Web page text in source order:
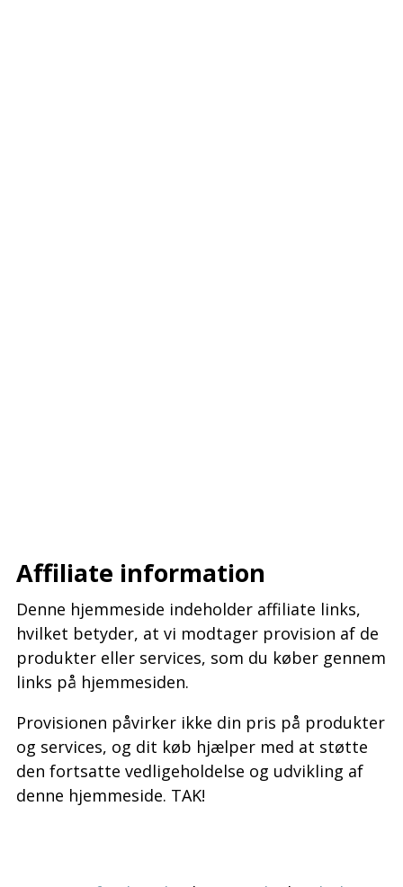
Affiliate information
Denne hjemmeside indeholder affiliate links,
hvilket betyder, at vi modtager provision af de
produkter eller services, som du køber gennem
links på hjemmesiden.
Provisionen påvirker ikke din pris på produkter
og services, og dit køb hjælper med at støtte
den fortsatte vedligeholdelse og udvikling af
denne hjemmeside. TAK!